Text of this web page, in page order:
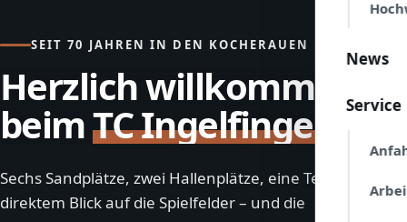
News
Service
SEIT 70 JAHREN IN DEN KOCHERAUEN
Herzlich willkommen
beimTC Ingelfingen
Sechs Sandplätze, zwei Hallenplätze, eine Terrasse mit
direktem Blick auf die Spielfelder – und die